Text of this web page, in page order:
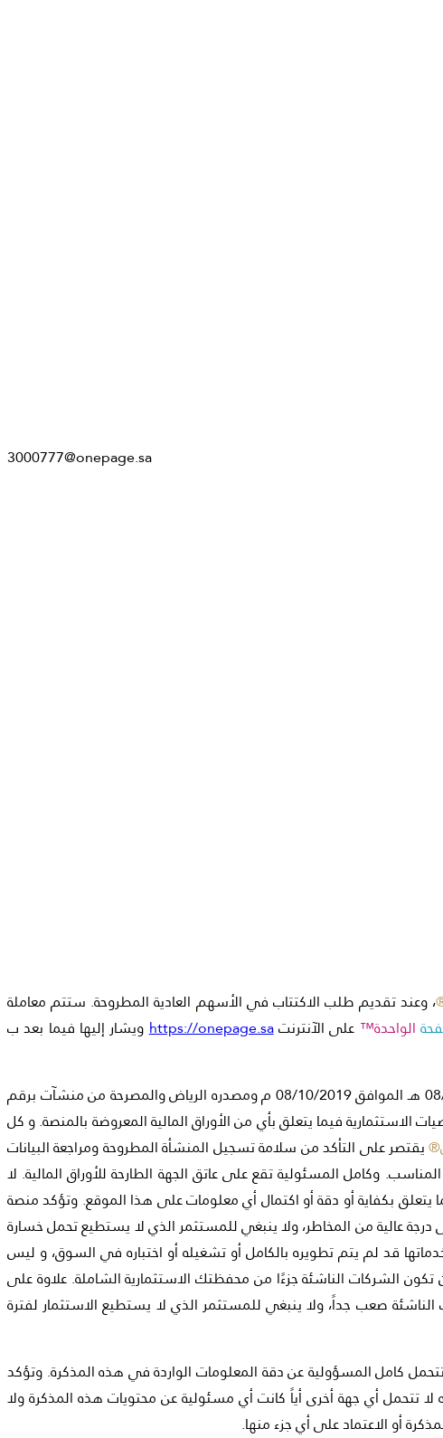
3000777@onepage.sa
، وعند تقديم طلب الاكتتاب في الأسهم العادية المطروحة. ستتم معاملة
الواحدة™ على الآنترنتhttps://onepage.saويشار إليها فيما بعد ب
المسجلة بوزارة التجارة بسجل رقم 1010612735 وتاريخ 08/02/1441 هـ الموافق 08/10/2019 م ومصدره الرياض والمصرحة من منشآت برقم
الاستثمارية فيما يتعلق بأي من الأوراق المالية المعروضة بالمنصة. و كل
يقتصر على التأكد من سلامة تسجيل المنشأة المطروحة ومراجعة البيانات
وكامل المسئولية تقع على عاتق الجهة الطارحة للأوراق المالية. لا
بكفاية أو دقة أو اكتمال أي معلومات على هذا الموقع. وتؤكد منصة
عالية من المخاطر، ولا ينبغي للمستثمر الذي لا يستطيع تحمل خسارة
قد لم يتم تطويره بالكامل أو تشغيله أو اختباره في السوق، و ليس
الشركات الناشئة جزءًا من محفظتك الاستثمارية الشاملة. علاوة على
صعب جداً، ولا ينبغي للمستثمر الذي لا يستطيع الاستثمار لفترة
كامل المسؤولية عن دقة المعلومات الواردة في هذه المذكرة. وتؤكد
تتحمل أي جهة أخرى أياً كانت أي مسئولية عن محتويات هذه المذكرة ولا
أو الاعتماد على أي جزء منها.